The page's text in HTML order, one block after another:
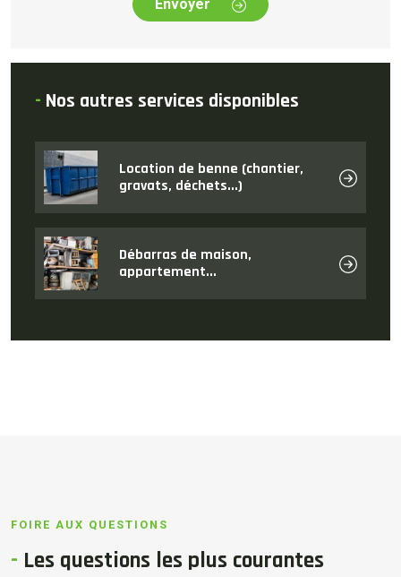
Envoyer
- Nos autres services disponibles
Location de benne (chantier,
gravats, déchets...)
Débarras de maison,
appartement...
FOIRE AUX QUESTIONS
- Les questions les plus courantes